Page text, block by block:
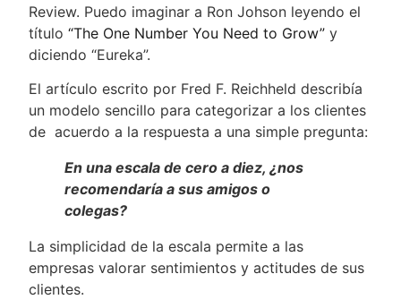
Review. Puedo imaginar a Ron Johson leyendo el
título “The One Number You Need to Grow” y
diciendo “Eureka”.
El artículo escrito por Fred F. Reichheld describía
un modelo sencillo para categorizar a los clientes
de acuerdo a la respuesta a una simple pregunta:
En una escala de cero a diez, ¿nos
recomendaría a sus amigos o
colegas?
La simplicidad de la escala permite a las
empresas valorar sentimientos y actitudes de sus
clientes.